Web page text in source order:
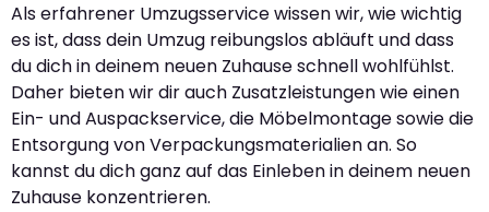
Als erfahrener Umzugsservice wissen wir, wie wichtig
es ist, dass dein Umzug reibungslos abläuft und dass
du dich in deinem neuen Zuhause schnell wohlfühlst.
Daher bieten wir dir auch Zusatzleistungen wie einen
Ein- und Auspackservice, die Möbelmontage sowie die
Entsorgung von Verpackungsmaterialien an. So
kannst du dich ganz auf das Einleben in deinem neuen
Zuhause konzentrieren.